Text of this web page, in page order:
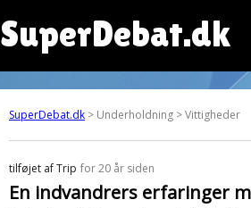
SuperDebat.dk
SuperDebat.dk > Underholdning > Vittigheder
tilføjet afTrip for 20 år siden
En indvandrers erfaringer